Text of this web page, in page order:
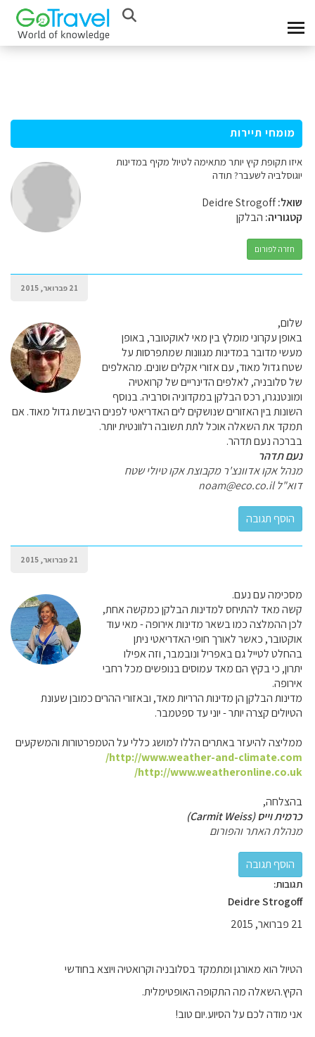
מומחי תיירות
איזו תקופת קיץ יותר מתאימה לטיול מקיף במדינות
יוגוסלביה לשעבר? תודה
שואל:Deidre Strogoff
קטגוריה: הבלקן
חזרה לפורום
21 פברואר, 2015
שלום,
באופן עקרוני מומלץ בין מאי לאוקטובר, באופן
מעשי מדובר במדינות מגוונות שמתפרסות על
שטח גדול מאוד, עם אזורי אקלים שונים. מהאלפים
של סלובניה, לאלפים הדינריים של קרואטיה
ומונטנגרו, רכס הבלקן במקדוניה וסרביה. בנוסף
השונות בין האזורים שנושקים לים האדריאטי לפנים היבשת גדול מאוד. אם
תמקד את השאלה אוכל לתת תשובה רלוונטית יותר.
בברכה נעם תדהר.
נעם תדהר
מנהל אקו אדוונצ'ר מקבוצת אקו טיולי שטח
דוא"ל noam@eco.co.il
21 פברואר, 2015
מסכימה עם נעם.
קשה מאד להתיחס למדינות הבלקן כמקשה אחת,
לכן ההמלצה כמו בשאר מדינות אירופה - מאי עוד
אוקטובר, כאשר לאורך חופי האדריאטי ניתן
בהחלט לטייל גם באפריל ונובמבר, וזה אפילו
יתרון, כי בקיץ הם מאד עמוסים בנופשים מכל רחבי
אירופה.
מדינות הבלקן הן מדינות הרריות מאד, ובאזורי ההרים כמובן שעונת
הטיולים קצרה יותר - יוני עד ספטמבר.
ממליצה להיעזר באתרים הללו למושג כללי על הטמפרטורות והמשקעים
http://www.weather-and-climate.com/
http://www.weatheronline.co.uk/
בהצלחה,
כרמית וייס (Carmit Weiss)
מנהלת האתר והפורום
תגובות:
Deidre Strogoff
21 פברואר, 2015
הטיול הוא מאורגן ומתמקד בסלובניה וקרואטיה ויוצא בחודשי
הקיץ.השאלה מה התקופה האופטימלית.
אני מודה לכם על הסיוע.יום טוב!